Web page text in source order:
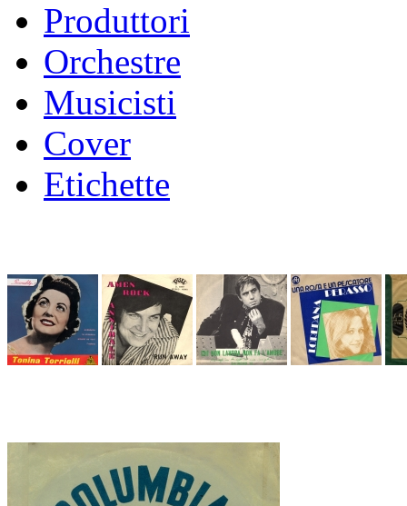
Produttori
Orchestre
Musicisti
Cover
Etichette